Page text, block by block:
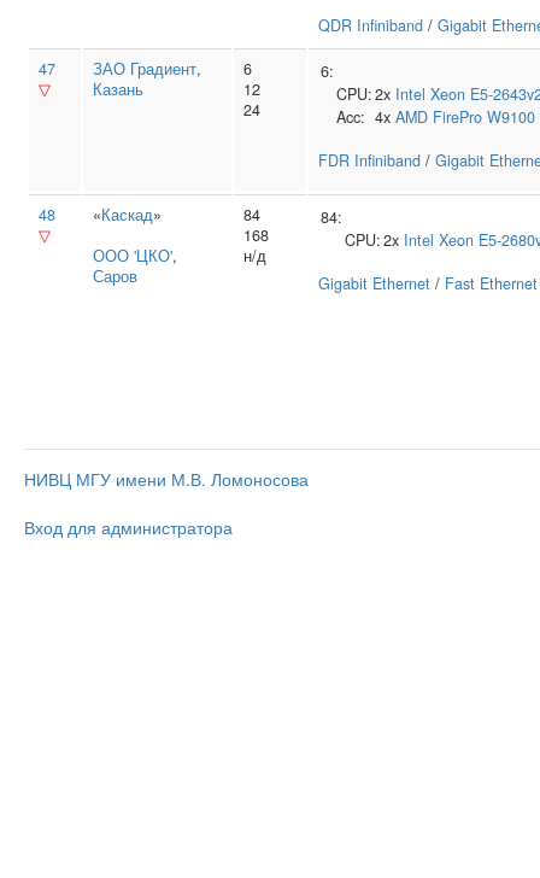
QDR Infiniband / Gigabit
47
▽
ЗАО Градиент,
Казань
6
12
24
6:
CPU:2x Intel Xeon E5-
Acc: 4x AMD FirePro W9100
FDR Infiniband / Gigabit
48
▽
«Каскад»
ООО 'ЦКО',
Саров
84
168
н/д
84:
CPU:2x Intel Xeon E5-
Gigabit Ethernet / Fast Ethernet
НИВЦ МГУ имени М.В. Ломоносова
Вход для администратора